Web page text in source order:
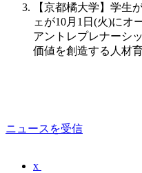
【京都橘大学】学生
ェが10月1日(火)にオ
アントレプレナーシ
価値を創造する人材
ニュースを受信
x